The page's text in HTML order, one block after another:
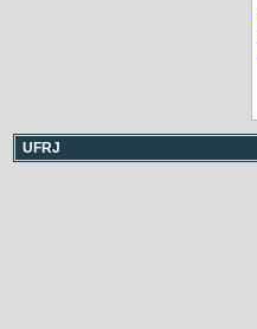
UFRJ